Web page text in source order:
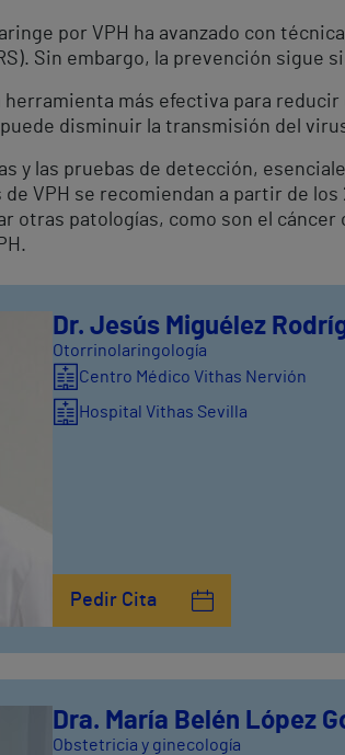
por VPH ha avanzado con
Sin embargo, la prevención sigue
herramienta más efectiva para
disminuir la transmisión del
y las pruebas de detección,
VPH se recomiendan a partir de los
otras patologías, como son el
Dr. Jesús Miguélez
Otorrinolaringología
Centro Médico Vithas Nervión
Hospital Vithas Sevilla
Pedir Cita
Dra. María Belén López
Obstetricia y ginecología